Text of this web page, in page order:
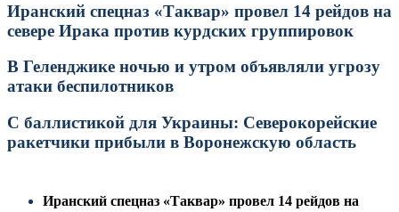
Иранский спецназ «Таквар» провел 14 рейдов на
севере Ирака против курдских группировок
В Геленджике ночью и утром объявляли угрозу
атаки беспилотников
С баллистикой для Украины: Северокорейские
ракетчики прибыли в Воронежскую область
Иранский спецназ «Таквар» провел 14 рейдов на